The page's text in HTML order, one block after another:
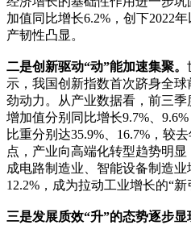
加值同比增长6.2%，创下2022
产韧性凸显。
二是创新驱动“动”能加速集聚。
示，我国创新指数首次跻身全
劲动力。从产业数据看，前三
增加值分别同比增长9.7%、
比重分别达35.9%、16.7%，较
点，产业向高端化转型趋势明
成电路制造业、智能设备制造业
12.2%，成为拉动工业增长的“新
三是发展质效“升”的态势逐步显